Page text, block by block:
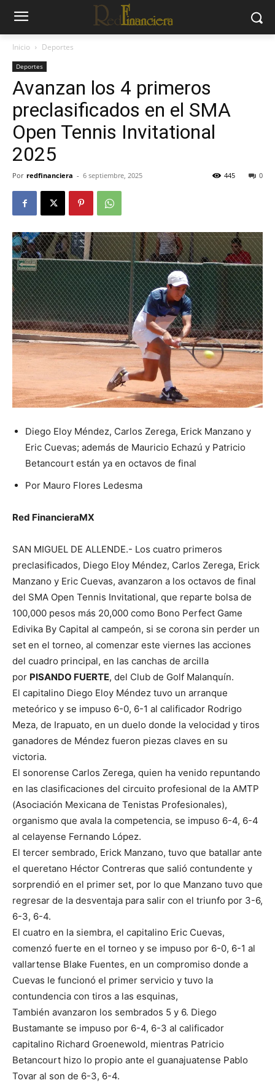
Inicio Deportes
Deportes
Avanzan los 4 primeros
preclasificados en el SMA
Open Tennis Invitational
2025
Por redfinanciera - 6 septiembre, 2025 0
445
Diego Eloy Méndez, Carlos Zerega, Erick Manzano y
Eric Cuevas; además de Mauricio Echazú y Patricio
Betancourt están ya en octavos de final
Por Mauro Flores Ledesma
Red FinancieraMX
SAN MIGUEL DE ALLENDE.- Los cuatro primeros
preclasificados, Diego Eloy Méndez, Carlos Zerega, Erick
Manzano y Eric Cuevas, avanzaron a los octavos de final
del SMA Open Tennis Invitational, que reparte bolsa de
100,000 pesos más 20,000 como Bono Perfect Game
Edivika By Capital al campeón, si se corona sin perder un
set en el torneo, al comenzar este viernes las acciones
del cuadro principal, en las canchas de arcilla
por PISANDO FUERTE, del Club de Golf Malanquín.
El capitalino Diego Eloy Méndez tuvo un arranque
meteórico y se impuso 6-0, 6-1 al calificador Rodrigo
Meza, de Irapuato, en un duelo donde la velocidad y tiros
ganadores de Méndez fueron piezas claves en su
victoria.
El sonorense Carlos Zerega, quien ha venido repuntando
en las clasificaciones del circuito profesional de la AMTP
(Asociación Mexicana de Tenistas Profesionales),
organismo que avala la competencia, se impuso 6-4, 6-4
al celayense Fernando López.
El tercer sembrado, Erick Manzano, tuvo que batallar ante
el queretano Héctor Contreras que salió contundente y
sorprendió en el primer set, por lo que Manzano tuvo que
regresar de la desventaja para salir con el triunfo por 3-6,
6-3, 6-4.
El cuatro en la siembra, el capitalino Eric Cuevas,
comenzó fuerte en el torneo y se impuso por 6-0, 6-1 al
vallartense Blake Fuentes, en un compromiso donde a
Cuevas le funcionó el primer servicio y tuvo la
contundencia con tiros a las esquinas,
También avanzaron los sembrados 5 y 6. Diego
Bustamante se impuso por 6-4, 6-3 al calificador
capitalino Richard Groenewold, mientras Patricio
Betancourt hizo lo propio ante el guanajuatense Pablo
Tovar al son de 6-3, 6-4.